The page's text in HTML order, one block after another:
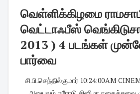
வெள்ளிக்கிழமை
வெட்டாஃபீஸ்
2013 ) 4 படங்கள்
பார்வை
சி.பி.செந்தில்குமார்· 10:24:00 AM